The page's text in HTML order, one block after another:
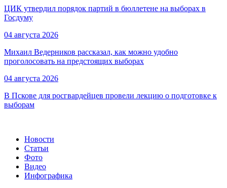
ЦИК утвердил порядок партий в бюллетене на выборах в
Госдуму
04 августа 2026
Михаил Ведерников рассказал, как можно удобно
проголосовать на предстоящих выборах
04 августа 2026
В Пскове для росгвардейцев провели лекцию о подготовке к
выборам
Новости
Статьи
Фото
Видео
Инфографика